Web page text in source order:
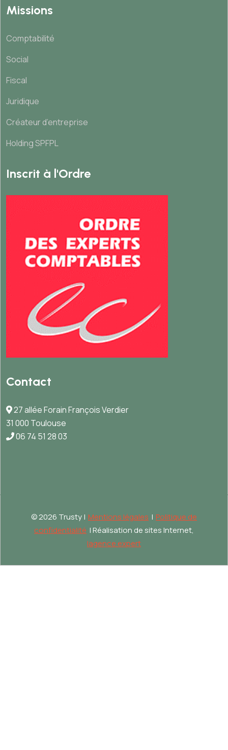
Missions
Comptabilité
Social
Fiscal
Juridique
Créateur d’entreprise
Holding SPFPL
Inscrit à l'Ordre
Contact
27 allée Forain François Verdier
31 000 Toulouse
06 74 51 28 03
©2026 Trusty | Mentions légales | Politique de
confidentialité | Réalisation de sites Internet,
lagence.expert